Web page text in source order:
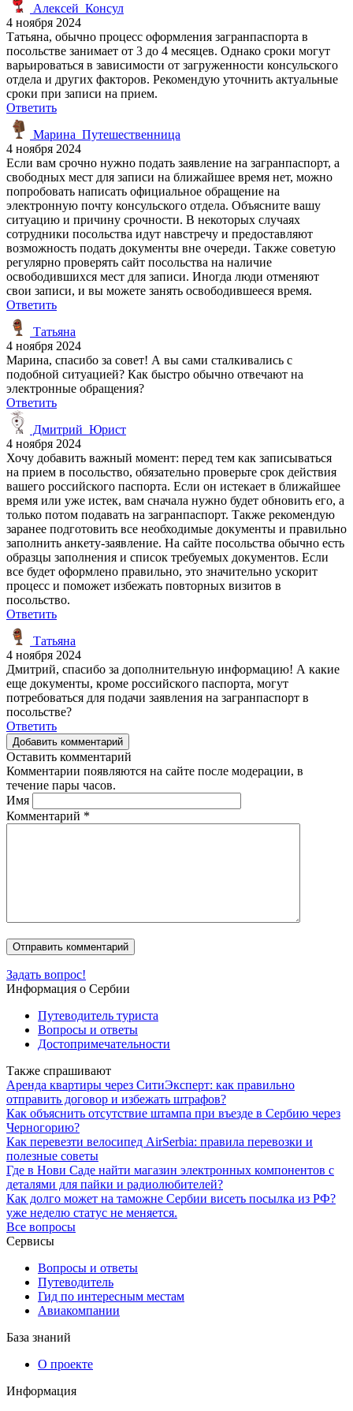
Алексей_Консул
4 ноября 2024
Татьяна, обычно процесс оформления загранпаспорта в
посольстве занимает от 3 до 4 месяцев. Однако сроки могут
варьироваться в зависимости от загруженности консульского
отдела и других факторов. Рекомендую уточнить актуальные
сроки при записи на прием.
Ответить
Марина_Путешественница
4 ноября 2024
Если вам срочно нужно подать заявление на загранпаспорт, а
свободных мест для записи на ближайшее время нет, можно
попробовать написать официальное обращение на
электронную почту консульского отдела. Объясните вашу
ситуацию и причину срочности. В некоторых случаях
сотрудники посольства идут навстречу и предоставляют
возможность подать документы вне очереди. Также советую
регулярно проверять сайт посольства на наличие
освободившихся мест для записи. Иногда люди отменяют
свои записи, и вы можете занять освободившееся время.
Ответить
Татьяна
4 ноября 2024
Марина, спасибо за совет! А вы сами сталкивались с
подобной ситуацией? Как быстро обычно отвечают на
электронные обращения?
Ответить
Дмитрий_Юрист
4 ноября 2024
Хочу добавить важный момент: перед тем как записываться
на прием в посольство, обязательно проверьте срок действия
вашего российского паспорта. Если он истекает в ближайшее
время или уже истек, вам сначала нужно будет обновить его, а
только потом подавать на загранпаспорт. Также рекомендую
заранее подготовить все необходимые документы и правильно
заполнить анкету-заявление. На сайте посольства обычно есть
образцы заполнения и список требуемых документов. Если
все будет оформлено правильно, это значительно ускорит
процесс и поможет избежать повторных визитов в
посольство.
Ответить
Татьяна
4 ноября 2024
Дмитрий, спасибо за дополнительную информацию! А какие
еще документы, кроме российского паспорта, могут
потребоваться для подачи заявления на загранпаспорт в
посольстве?
Ответить
Добавить комментарий
Оставить комментарий
Комментарии появляются на сайте после модерации, в
течение пары часов.
Имя
Комментарий *
Задать вопрос!
Информация о Сербии
Путеводитель туриста
Вопросы и ответы
Достопримечательности
Также спрашивают
Аренда квартиры через СитиЭксперт: как правильно
отправить договор и избежать штрафов?
Как объяснить отсутствие штампа при въезде в Сербию через
Черногорию?
Как перевезти велосипед AirSerbia: правила перевозки и
полезные советы
Где в Нови Саде найти магазин электронных компонентов с
деталями для пайки и радиолюбителей?
Как долго может на таможне Сербии висеть посылка из РФ?
уже неделю статус не меняется.
Все вопросы
Сервисы
Вопросы и ответы
Путеводитель
Гид по интересным местам
Авиакомпании
База знаний
О проекте
Информация